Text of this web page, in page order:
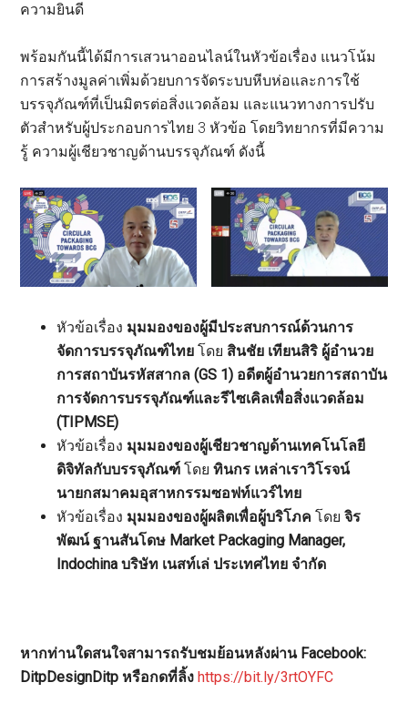
ความยินดี
พร้อมกันนี้ได้มีการเสวนาออนไลน์ในหัวข้อเรื่อง แนวโน้ม
การสร้างมูลค่าเพิ่มด้วยบการจัดระบบหีบห่อและการใช้
บรรจุภัณฑ์ที่เป็นมิตรต่อสิ่งแวดล้อม และแนวทางการปรับ
ตัวสำหรับผู้ประกอบการไทย 3 หัวข้อ โดยวิทยากรที่มีความ
รู้ ความผู้เชียวชาญด้านบรรจุภัณฑ์ ดังนี้
หัวข้อเรื่อง มุมมองของผู้มีประสบการณ์ด้วนการ
จัดการบรรจุภัณฑ์ไทย โดย สินชัย เทียนสิริ ผู้อำนวย
การสถาบันรหัสสากล (GS 1) อดีตผู้อำนวยการสถาบัน
การจัดการบรรจุภัณฑ์และรีไซเคิลเพื่อสิ่งแวดล้อม
(TIPMSE)
หัวข้อเรื่อง มุมมองของผู้เชียวชาญด้านเทคโนโลยี
ดิจิทัลกับบรรจุภัณฑ์ โดยทินกร เหล่าเราวิโรจน์
นายกสมาคมอุสาหกรรมซอฟท์แวร์ไทย
หัวข้อเรื่อง มุมมองของผู้ผลิตเพื่อผู้บริโภค โดยจิร
พัฒน์ ฐานสันโดษ Market Packaging Manager,
Indochina บริษัท เนสท์เล่ ประเทศไทย จำกัด
หากท่านใดสนใจสามารถรับชมย้อนหลังผ่าน Facebook:
DitpDesignDitp หรือกดที่ลิ้งhttps://bit.ly/3rtOYFC